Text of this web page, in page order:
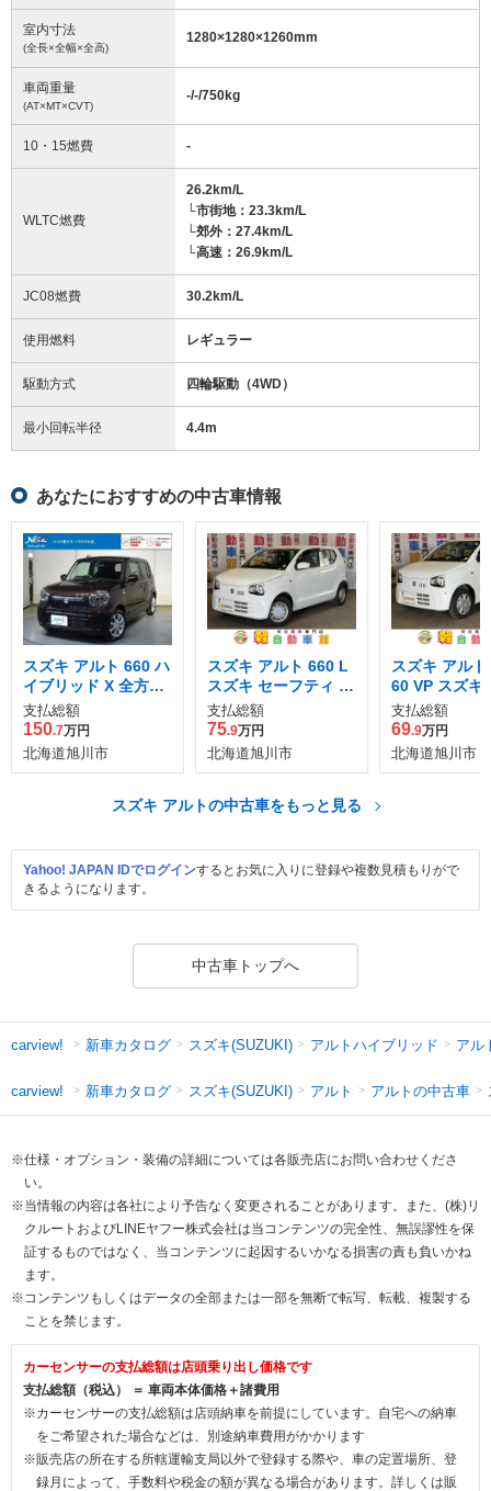
室内寸法
(全長×全幅×全高)
1280×1280×1260mm
車両重量
(AT×MT×CVT)
-/-/750kg
10・15燃費 -
WLTC燃費
26.2km/L
└市街地：23.3km/L
└郊外：27.4km/L
└高速：26.9km/L
JC08燃費 30.2km/L
使用燃料 レギュラー
駆動方式 四輪駆動（4WD）
最小回転半径 4.4m
あなたにおすすめの中古車情報
スズキ アルト 660 ハ
イブリッド X 全方位
モニター用カメラパ
ッケージ装着車 4WD
支払総額
150.7万円
北海道旭川市
スズキ アルト 660 L
スズキ セーフティ サ
ポート装着車 4WD
支払総額
75.9万円
北海道旭川市
スズキ アル
60 VP スズキ
ティ サポー
オートギヤシ
WD
支払総額
69.9万円
北海道旭川市
スズキ アルトの中古車をもっと見る
Yahoo! JAPAN IDでログインするとお気に入りに登録や複数見積もりがで
きるようになります。
中古車トップへ
carview! 新車カタログ スズキ(SUZUKI) アルトハイブリッド アル
carview! 新車カタログ スズキ(SUZUKI) アルト アルトの中古車
※仕様・オプション・装備の詳細については各販売店にお問い合わせくださ
い。
※当情報の内容は各社により予告なく変更されることがあります。また、(株)リ
クルートおよびLINEヤフー株式会社は当コンテンツの完全性、無誤謬性を保
証するものではなく、当コンテンツに起因するいかなる損害の責も負いかね
ます。
※コンテンツもしくはデータの全部または一部を無断で転写、転載、複製する
ことを禁じます。
カーセンサーの支払総額は店頭乗り出し価格です
支払総額（税込） ＝ 車両本体価格＋諸費用
※カーセンサーの支払総額は店頭納車を前提にしています。自宅への納車
をご希望された場合などは、別途納車費用がかかります
※販売店の所在する所轄運輸支局以外で登録する際や、車の定置場所、登
録月によって、手数料や税金の額が異なる場合があります。詳しくは販